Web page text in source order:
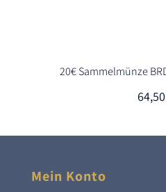
20€ Sammelmünze
64,50
Mein Konto